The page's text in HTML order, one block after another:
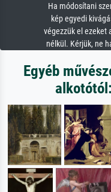
Ha módosítani
kép egyedi
végezzük el ezeket
nélkül. Kérjük, ne
Egyéb